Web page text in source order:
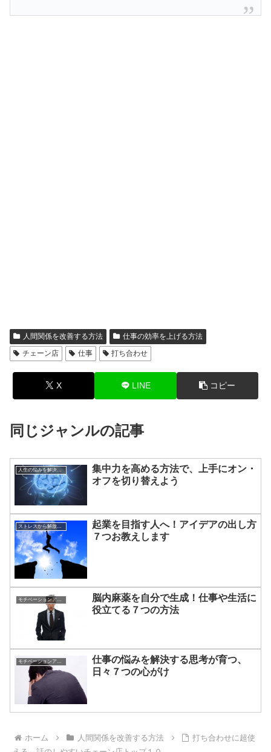
人間関係を改善する方法
仕事の効率を上げる方法
チェーン店
仕事 打ち合わせ
X LINE コピー
同じジャンルの記事
人生の悩みを解決する方法
集中力を高める方法で、上手にオン・
オフを切り替えよう
起業を目指す人へ！アイデアの出し方
７つお教えします
脳内麻薬を自分で生成！仕事や生活に
役立てる７つの方法
モチベーションアップの方法
仕事の悩みを解決する思考が育つ、
日々７つの心がけ
ホーム 人間関係を改善する方法
打ち合わせに超使